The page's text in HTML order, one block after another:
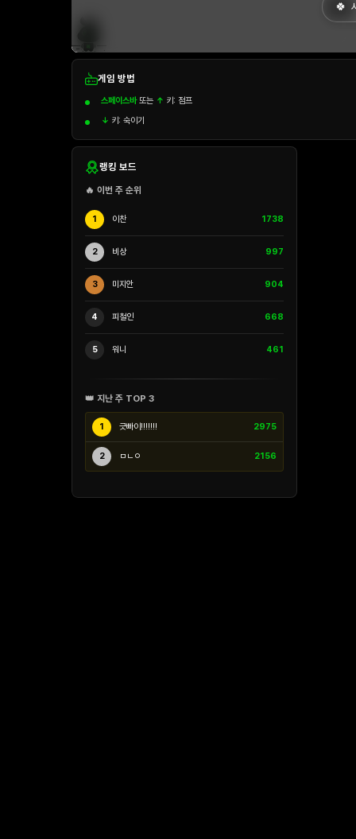
게임 방법
스페이스바또는 ↑ 키: 점프
↓ 키: 숙이기
랭킹 보드
🔥 이번 주 순위
1 이찬 1738
2 비상 997
3 미지안 904
4 피철인 668
5 워니 461
👑 지난 주 TOP 3
1 긋빠이!!!!!!! 2975
2 ㅁㄴㅇ 2156